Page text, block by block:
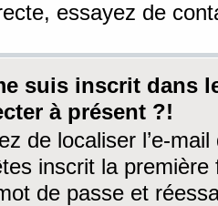
essayez de
suis inscrit dans
à présent ?!
de localiser l’e-
inscrit la première
de passe et